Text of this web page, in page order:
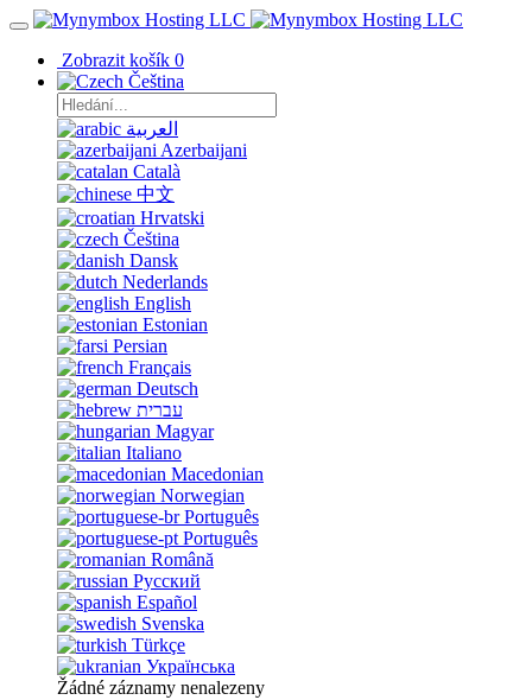
Zobrazit košík 0
Čeština
العربية
Azerbaijani
Català
中文
Hrvatski
Čeština
Dansk
Nederlands
English
Estonian
Persian
Français
Deutsch
עברית
Magyar
Italiano
Macedonian
Norwegian
Português
Português
Română
Русский
Español
Svenska
Türkçe
Українська
Žádné záznamy nenalezeny